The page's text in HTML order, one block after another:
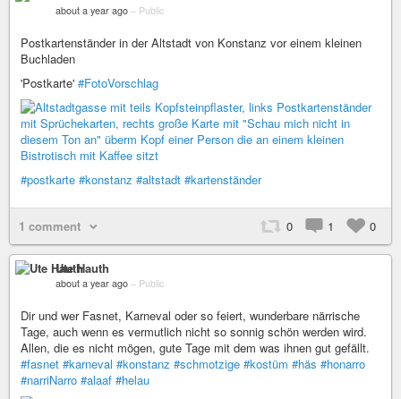
about a year ago – Public
Postkartenständer in der Altstadt von Konstanz vor einem kleinen
Buchladen
'Postkarte' #FotoVorschlag
#postkarte #konstanz #altstadt #kartenständer
1 comment 0 1 0
Ute Hauth
about a year ago – Public
Dir und wer Fasnet, Karneval oder so feiert, wunderbare närrische
Tage, auch wenn es vermutlich nicht so sonnig schön werden wird.
Allen, die es nicht mögen, gute Tage mit dem was ihnen gut gefällt.
#fasnet #karneval #konstanz #schmotzige #kostüm #häs #honarro
#narriNarro #alaaf #helau